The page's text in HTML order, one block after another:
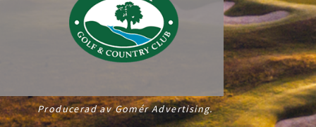
Producerad av Gomér Advertising.